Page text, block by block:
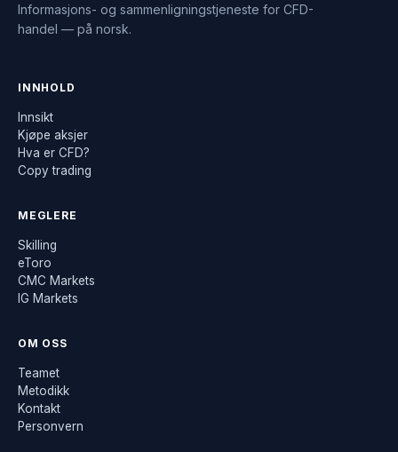
Informasjons- og sammenligningstjeneste for CFD-
handel — på norsk.
INNHOLD
Innsikt
Kjøpe aksjer
Hva er CFD?
Copy trading
MEGLERE
Skilling
eToro
CMC Markets
IG Markets
OM OSS
Teamet
Metodikk
Kontakt
Personvern